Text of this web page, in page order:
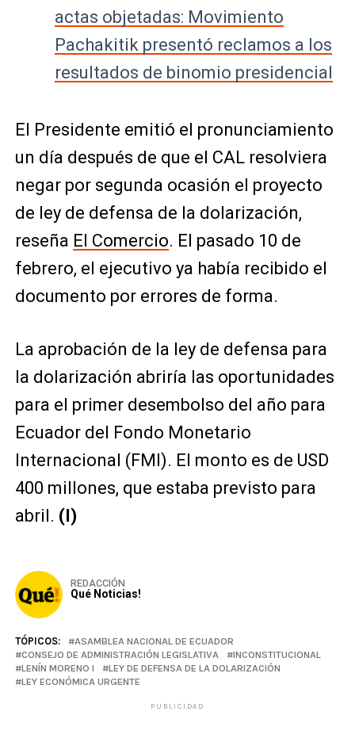
actas objetadas: Movimiento
Pachakitik presentó reclamos a los
resultados de binomio presidencial
El Presidente emitió el pronunciamiento
un día después de que el CAL resolviera
negar por segunda ocasión el proyecto
de ley de defensa de la dolarización,
reseña El Comercio. El pasado 10 de
febrero, el ejecutivo ya había recibido el
documento por errores de forma.
La aprobación de la ley de defensa para
la dolarización abriría las oportunidades
para el primer desembolso del año para
Ecuador del Fondo Monetario
Internacional (FMI). El monto es de USD
400 millones, que estaba previsto para
abril. (I)
REDACCIÓN
Qué Noticias!
TÓPICOS:
ASAMBLEA NACIONAL DE ECUADOR
CONSEJO DE ADMINISTRACIÓN LEGISLATIVA
INCONSTITUCIONAL
LENÍN MORENO I
LEY DE DEFENSA DE LA DOLARIZACIÓN
LEY ECONÓMICA URGENTE
PUBLICIDAD